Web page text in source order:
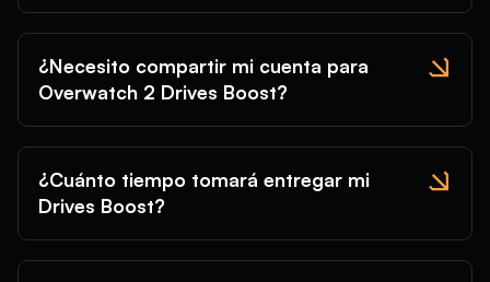
¿Necesito compartir mi cuenta para
Overwatch 2 Drives Boost?
¿Cuánto tiempo tomará entregar mi
Drives Boost?